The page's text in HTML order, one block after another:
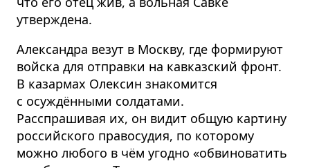
утверждена.
Александра везут в Москву, где формируют
войска для отправки на кавказский фронт.
В казармах Олексин знакомится
с осуждёнными солдатами.
Расспрашивая их, он видит общую картину
российского правосудия, по которому
можно любого в чём угодно «обвиноватить